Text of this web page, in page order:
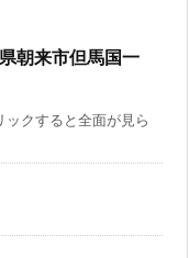
朝来市但馬国一
クすると全面が見ら